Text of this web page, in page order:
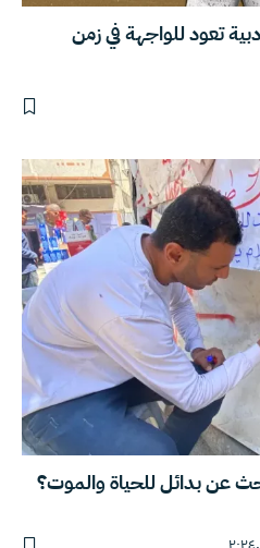
تعود للواجهة في زمن
عن بدائل للحياة والموت؟